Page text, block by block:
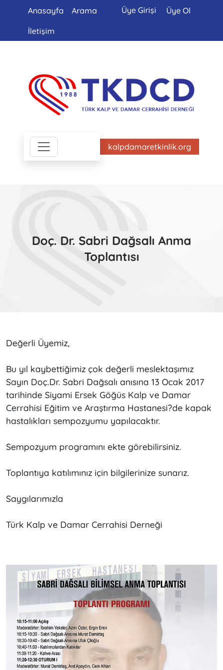
Anasayfa Arama Üye Girişi Üye Ol
İletişim
kalpdamaretkinlik.org
Doç. Dr. Sabri Dağsalı Anma
Toplantısı
Değerli Üyemiz,
Bu yıl kaybettiğimiz çok değerli meslektaşımız
Sayın Doç.Dr. Sabri Dağsalı anısına 13 Ocak 2017
tarihinde Siyami Ersek Göğüs Kalp ve Damar
Cerrahisi Eğitim ve Araştırma Hastanesi?de kapak
hastalıkları sempozyumu yapılacaktır.
Sempozyum programını ekte görebilirsiniz.
Toplantıya katılımınız için bilgilerinize sunarız.
Saygılarımızla
Türk Kalp ve Damar Cerrahisi Derneği